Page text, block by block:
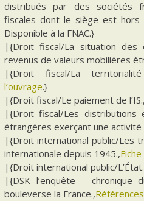
distribués par des sociétés
fiscales dont le siège est hors
Disponible à la FNAC.}
|{Droit fiscal/La situation des
revenus de valeurs mobilières
|{Droit fiscal/La
l’ouvrage.}
|{Droit fiscal/Le paiement de l’IS.,
|{Droit fiscal/Les distributions
étrangères exerçant une activité
|{Droit international public/Les
internationale depuis 1945.,
|{Droit international public/
|{DSK l’enquête – chronique
bouleverse la France.,